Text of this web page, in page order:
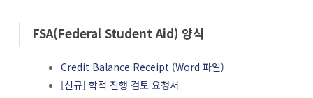
FSA(Federal Student Aid) 양식
Credit Balance Receipt (Word 파일)
[신규] 학적 진행 검토 요청서